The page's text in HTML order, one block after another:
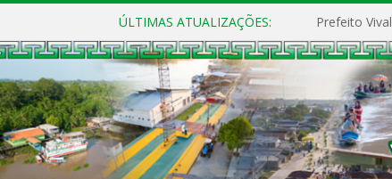
ÚLTIMAS ATUALIZAÇÕES: